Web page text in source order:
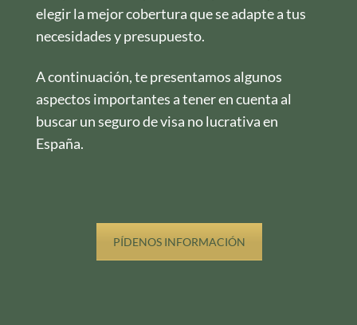
elegir la mejor cobertura que se adapte a tus
necesidades y presupuesto.
A continuación, te presentamos algunos
aspectos importantes a tener en cuenta al
buscar un seguro de visa no lucrativa en
España.
PÍDENOS INFORMACIÓN